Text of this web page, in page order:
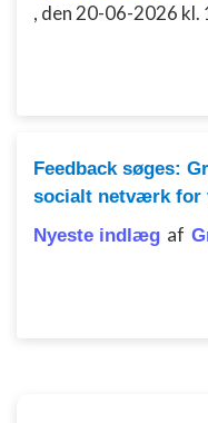
, den 20-06-2026 kl.
Feedback søges:
socialt netværk for
Nyeste indlæg af